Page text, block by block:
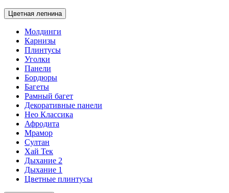
Цветная лепнина
Молдинги
Карнизы
Плинтусы
Уголки
Панели
Бордюры
Багеты
Рамный багет
Декоративные панели
Нео Классика
Афродита
Мрамор
Султан
Хай Тек
Дыхание 2
Дыхание 1
Цветные плинтусы